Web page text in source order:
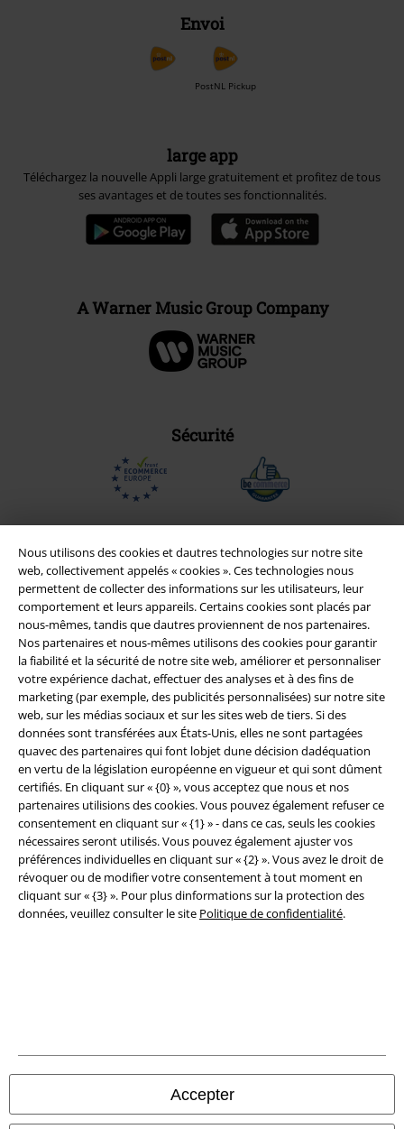
Nous utilisons des cookies et dautres technologies sur notre site
web, collectivement appelés « cookies ». Ces technologies nous
permettent de collecter des informations sur les utilisateurs, leur
comportement et leurs appareils. Certains cookies sont placés par
nous-mêmes, tandis que dautres proviennent de nos partenaires.
Nos partenaires et nous-mêmes utilisons des cookies pour garantir
la fiabilité et la sécurité de notre site web, améliorer et personnaliser
votre expérience dachat, effectuer des analyses et à des fins de
marketing (par exemple, des publicités personnalisées) sur notre site
web, sur les médias sociaux et sur les sites web de tiers. Si des
données sont transférées aux États-Unis, elles ne sont partagées
quavec des partenaires qui font lobjet dune décision dadéquation
en vertu de la législation européenne en vigueur et qui sont dûment
certifiés. En cliquant sur « {0} », vous acceptez que nous et nos
partenaires utilisions des cookies. Vous pouvez également refuser ce
consentement en cliquant sur « {1} » - dans ce cas, seuls les cookies
nécessaires seront utilisés. Vous pouvez également ajuster vos
préférences individuelles en cliquant sur « {2} ». Vous avez le droit de
révoquer ou de modifier votre consentement à tout moment en
cliquant sur « {3} ». Pour plus dinformations sur la protection des
données, veuillez consulter le site Politique de confidentialité.
Accepter
Envoi
PostNL Pickup
large app
Téléchargez la nouvelle Appli large gratuitement et profitez de tous
ses avantages et de toutes ses fonctionnalités.
A Warner Music Group Company
Sécurité
Légal
Conditions générales
Éditeur
Clauses de confidentialité
Élimination des déchets et protection de l'environnement
Déclaration de Conformité
Tous nos prix sont T.T.C. Cependant, ils ne comprennent pasles frais
denvoi.
© 1986-2026 Large Popmerchandising BV